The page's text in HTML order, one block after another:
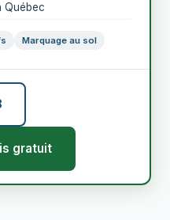
Québec
Marquage au sol
gratuit